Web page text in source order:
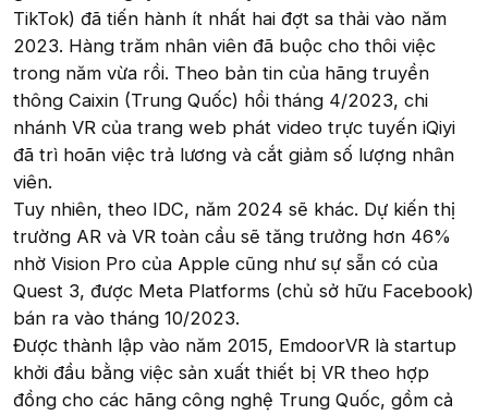
TikTok) đã tiến hành ít nhất hai đợt sa thải vào năm
2023. Hàng trăm nhân viên đã buộc cho thôi việc
trong năm vừa rồi. Theo bản tin của hãng truyền
thông Caixin (Trung Quốc) hồi tháng 4/2023, chi
nhánh VR của trang web phát video trực tuyến iQiyi
đã trì hoãn việc trả lương và cắt giảm số lượng nhân
viên.
Tuy nhiên, theo IDC, năm 2024 sẽ khác. Dự kiến thị
trường AR và VR toàn cầu sẽ tăng trưởng hơn 46%
nhờ Vision Pro của Apple cũng như sự sẵn có của
Quest 3, được Meta Platforms (chủ sở hữu Facebook)
bán ra vào tháng 10/2023.
Được thành lập vào năm 2015, EmdoorVR là startup
khởi đầu bằng việc sản xuất thiết bị VR theo hợp
đồng cho các hãng công nghệ Trung Quốc, gồm cả